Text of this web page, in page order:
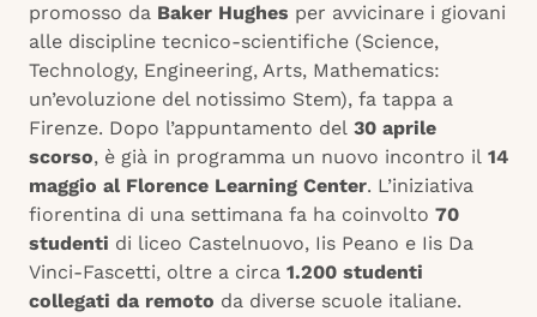
promosso da Baker Hughes per avvicinare i giovani
alle discipline tecnico-scientifiche (Science,
Technology, Engineering, Arts, Mathematics:
un’evoluzione del notissimo Stem), fa tappa a
Firenze. Dopo l’appuntamento del 30 aprile
scorso, è già in programma un nuovo incontro il 14
maggio al Florence Learning Center. L’iniziativa
fiorentina di una settimana fa ha coinvolto 70
studenti di liceo Castelnuovo, Iis Peano e Iis Da
Vinci-Fascetti, oltre a circa 1.200 studenti
collegati da remoto da diverse scuole italiane.